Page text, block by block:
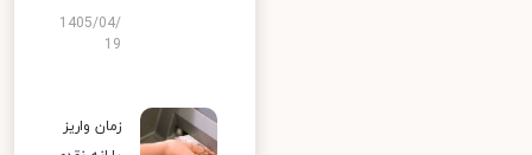
1405/04/
19
زمان واریز